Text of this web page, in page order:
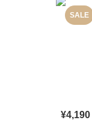
SALE
¥4,190